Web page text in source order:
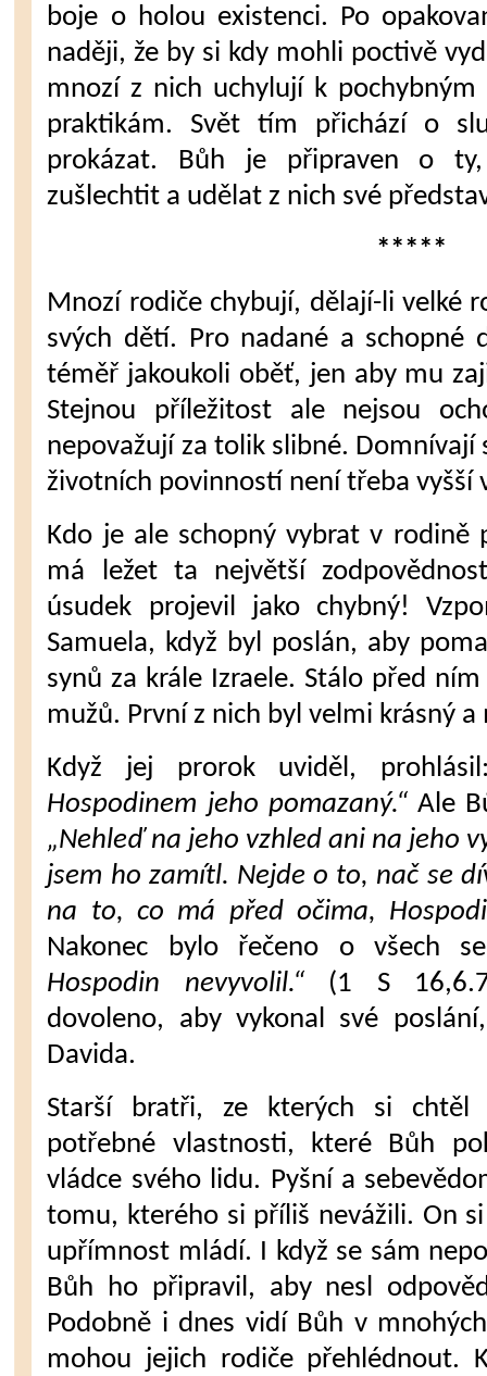
boje o holou existenci. Po
naději, že by si kdy mohli poctivě
mnozí z nich uchylují k pochybným
praktikám. Svět tím přichází o
prokázat. Bůh je připraven o
zušlechtit a udělat z nich své
*****
Mnozí rodiče chybují, dělají-li velké
svých dětí. Pro nadané a schopné
téměř jakoukoli oběť, jen aby mu
Stejnou příležitost ale nejsou
nepovažují za tolik slibné. Domnívají
životních povinností není třeba vyšší
Kdo je ale schopný vybrat v rodině
má ležet ta největší
úsudek projevil jako chybný!
Samuela, když byl poslán, aby
synů za krále Izraele. Stálo před
mužů. První z nich byl velmi krásný
Když jej prorok uviděl,
Hospodinem jeho pomazaný.“ Ale
„Nehleď na jeho vzhled ani na jeho
jsem ho zamítl. Nejde o to, nač se
na to, co má před očima,
Nakonec bylo řečeno o všech
Hospodin nevyvolil.“ (1 S
dovoleno, aby vykonal své
Davida.
Starší bratři, ze kterých si chtěl
potřebné vlastnosti, které Bůh
vládce svého lidu. Pyšní a
tomu, kterého si příliš nevážili. On
upřímnost mládí. I když se sám
Bůh ho připravil, aby nesl
Podobně i dnes vidí Bůh v
mohou jejich rodiče přehlédnout.